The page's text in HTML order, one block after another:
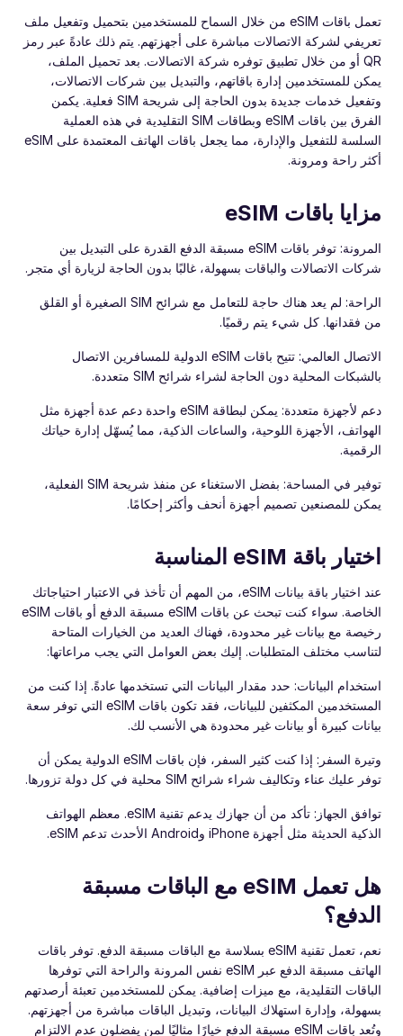
تعمل باقات eSIM من خلال السماح للمستخدمين بتحميل وتفعيل ملف
تعريفي لشركة الاتصالات مباشرة على أجهزتهم. يتم ذلك عادةً عبر رمز
QR أو من خلال تطبيق توفره شركة الاتصالات. بعد تحميل الملف،
يمكن للمستخدمين إدارة باقاتهم، والتبديل بين شركات الاتصالات،
وتفعيل خدمات جديدة بدون الحاجة إلى شريحة SIM فعلية. يكمن
الفرق بين باقات eSIM وبطاقات SIM التقليدية في هذه العملية
السلسة للتفعيل والإدارة، مما يجعل باقات الهاتف المعتمدة على eSIM
أكثر راحة ومرونة.
مزايا باقات eSIM
المرونة: توفر باقات eSIM مسبقة الدفع القدرة على التبديل بين
شركات الاتصالات والباقات بسهولة، غالبًا بدون الحاجة لزيارة أي متجر.
الراحة: لم يعد هناك حاجة للتعامل مع شرائح SIM الصغيرة أو القلق
من فقدانها. كل شيء يتم رقميًا.
الاتصال العالمي: تتيح باقات eSIM الدولية للمسافرين الاتصال
بالشبكات المحلية دون الحاجة لشراء شرائح SIM متعددة.
دعم لأجهزة متعددة: يمكن لبطاقة eSIM واحدة دعم عدة أجهزة مثل
الهواتف، الأجهزة اللوحية، والساعات الذكية، مما يُسهّل إدارة حياتك
الرقمية.
توفير في المساحة: بفضل الاستغناء عن منفذ شريحة SIM الفعلية،
يمكن للمصنعين تصميم أجهزة أنحف وأكثر إحكامًا.
اختيار باقة eSIM المناسبة
عند اختيار باقة بيانات eSIM، من المهم أن تأخذ في الاعتبار احتياجاتك
الخاصة. سواء كنت تبحث عن باقات eSIM مسبقة الدفع أو باقات eSIM
رخيصة مع بيانات غير محدودة، فهناك العديد من الخيارات المتاحة
لتناسب مختلف المتطلبات. إليك بعض العوامل التي يجب مراعاتها:
استخدام البيانات: حدد مقدار البيانات التي تستخدمها عادةً. إذا كنت من
المستخدمين المكثفين للبيانات، فقد تكون باقات eSIM التي توفر سعة
بيانات كبيرة أو بيانات غير محدودة هي الأنسب لك.
وتيرة السفر: إذا كنت كثير السفر، فإن باقات eSIM الدولية يمكن أن
توفر عليك عناء وتكاليف شراء شرائح SIM محلية في كل دولة تزورها.
توافق الجهاز: تأكد من أن جهازك يدعم تقنية eSIM. معظم الهواتف
الذكية الحديثة مثل أجهزة iPhone وAndroid الأحدث تدعم eSIM.
هل تعمل eSIM مع الباقات مسبقة
الدفع؟
نعم، تعمل تقنية eSIM بسلاسة مع الباقات مسبقة الدفع. توفر باقات
الهاتف مسبقة الدفع عبر eSIM نفس المرونة والراحة التي توفرها
الباقات التقليدية، مع ميزات إضافية. يمكن للمستخدمين تعبئة أرصدتهم
بسهولة، وإدارة استهلاك البيانات، وتبديل الباقات مباشرة من أجهزتهم.
وتُعد باقات eSIM مسبقة الدفع خيارًا مثاليًا لمن يفضلون عدم الالتزام